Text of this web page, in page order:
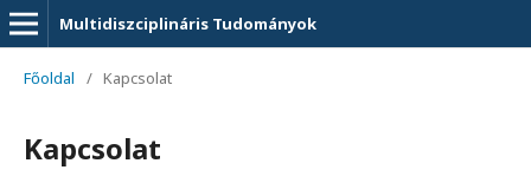
Multidiszciplináris Tudományok
Főoldal / Kapcsolat
Kapcsolat